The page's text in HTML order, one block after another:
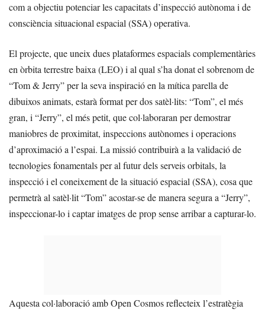
com a objectiu potenciar les capacitats d’inspecció autònoma i de
consciència situacional espacial (SSA) operativa.
El projecte, que uneix dues plataformes espacials complementàries
en òrbita terrestre baixa (LEO) i al qual s’ha donat el sobrenom de
“Tom & Jerry” per la seva inspiració en la mítica parella de
dibuixos animats, estarà format per dos satèl·lits: “Tom”, el més
gran, i “Jerry”, el més petit, que col·laboraran per demostrar
maniobres de proximitat, inspeccions autònomes i operacions
d’aproximació a l’espai. La missió contribuirà a la validació de
tecnologies fonamentals per al futur dels serveis orbitals, la
inspecció i el coneixement de la situació espacial (SSA), cosa que
permetrà al satèl·lit “Tom” acostar-se de manera segura a “Jerry”,
inspeccionar-lo i captar imatges de prop sense arribar a capturar-lo.
Aquesta col·laboració amb Open Cosmos reflecteix l’estratègia